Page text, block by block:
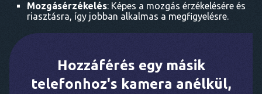
Mozgásérzékelés: Képes a mozgás érzékelésére és
riasztásra, így jobban alkalmas a megfigyelésre.
Hozzáférés egy másik
telefonhoz's kamera anélkül,